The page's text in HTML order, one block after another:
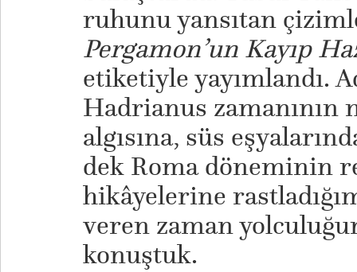
ruhunu yansıtan
Pergamon’un Kayıp
etiketiyle yayımlandı.
Hadrianus zamanının
algısına, süs
dek Roma döneminin
hikâyelerine
veren zaman
konuştuk.